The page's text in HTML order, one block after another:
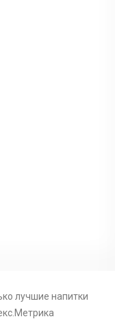
лучшие напитки